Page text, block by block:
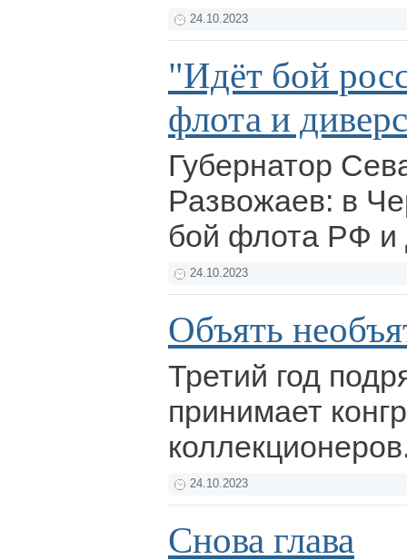
24.10.2023
"Идёт бой
флота и
Губернатор
Развожаев: в
бой флота РФ и
24.10.2023
Объять
Третий год
принимает
24.10.2023
Снова глава